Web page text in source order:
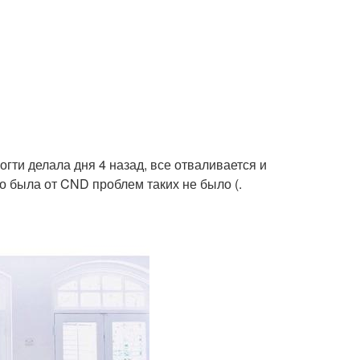
делала дня 4 назад, все отваливается и
была от CND проблем таких не было (.